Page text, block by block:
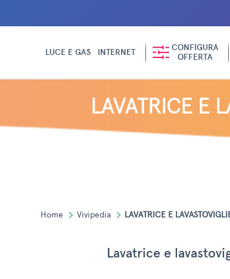
LUCE E GAS INTERNET
CONFIGURA
OFFERTA
LAVATRICE E
Home Vivipedia LAVATRICE E
Lavatrice e